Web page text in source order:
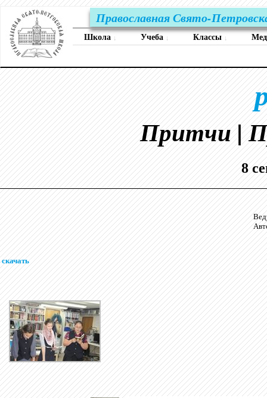
Православная Свято-
Школа ↓ Учеба ↓ Классы ↓
Притчи |
8
скачать